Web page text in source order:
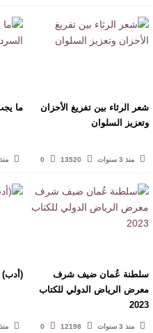
شعر الرثاء بين تفريغ الأحزان
وتعزيز السلوان
منذ 3 سنوات 13520
0
ما
منذ 5
سلطنة عُمان ضيف شرف
معرض الرياض الدولي للكتاب
2023
منذ 3 سنوات 12198
0
(أدب)
منذ 4